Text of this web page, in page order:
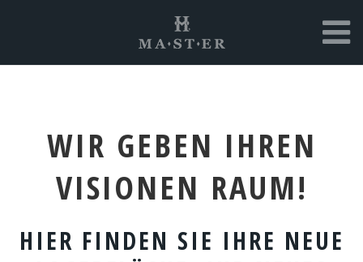
WIR GEBEN IHREN
VISIONEN RAUM!
HIER FINDEN SIE IHRE NEUE